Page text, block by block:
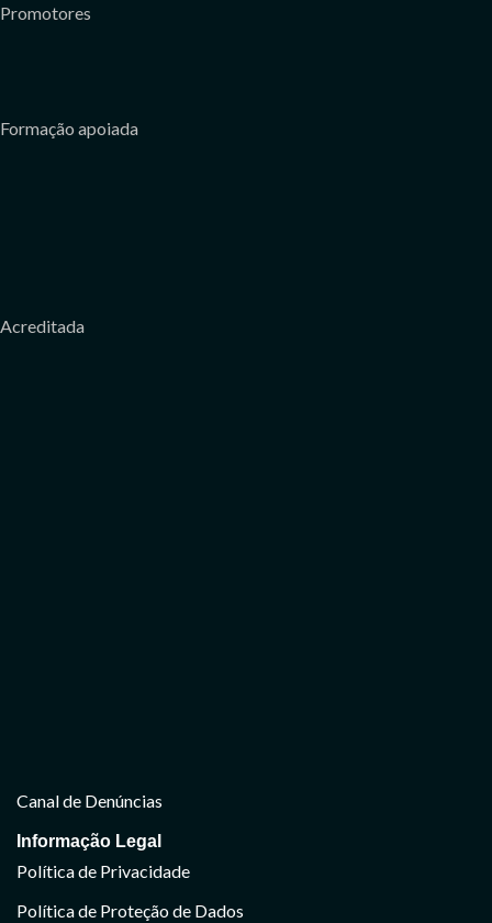
Promotores
Formação apoiada
Acreditada
Canal de Denúncias
Informação Legal
Política de Privacidade
Política de Proteção de Dados